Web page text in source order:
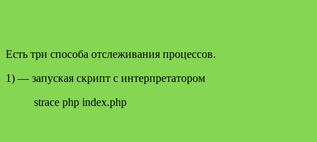
Есть три способа отслеживания процессов.
1) — запуская скрипт с интерпретатором
strace php index.php